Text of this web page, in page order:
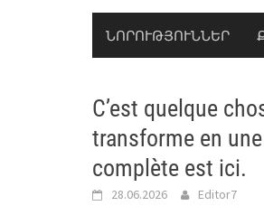
ՆՈՐՈՒԹՅՈՒՆՆԵՐ
C’est quelque
transforme en
complète est ici.
28.06.2026 Editor7